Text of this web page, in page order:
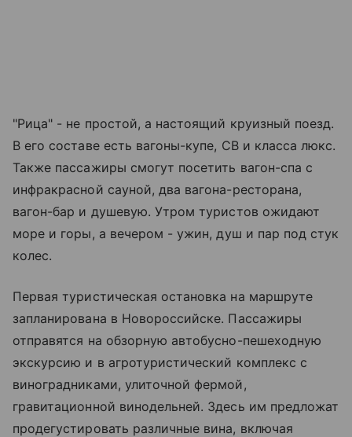
"Рица" - не простой, а настоящий круизный поезд.
В его составе есть вагоны-купе, СВ и класса люкс.
Также пассажиры смогут посетить вагон-спа с
инфракрасной сауной, два вагона-ресторана,
вагон-бар и душевую. Утром туристов ожидают
море и горы, а вечером - ужин, душ и пар под стук
колес.
Первая туристическая остановка на маршруте
запланирована в Новороссийске. Пассажиры
отправятся на обзорную автобусно-пешеходную
экскурсию и в агротуристический комплекс с
виноградниками, улиточной фермой,
гравитационной винодельней. Здесь им предложат
продегустировать различные вина, включая